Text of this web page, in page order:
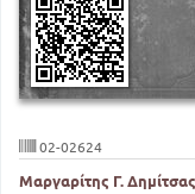
02-02624
Μαργαρίτης Γ. Δημίτσας